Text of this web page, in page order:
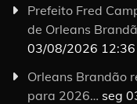
Prefeito Fred
de Orleans
03/08/2026 12:36
Orleans Brandão
para 2026… seg